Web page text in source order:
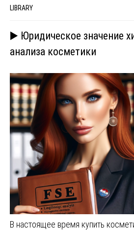
LIBRARY
▶️ Юридическое значение
анализа косметики
В настоящее время купить